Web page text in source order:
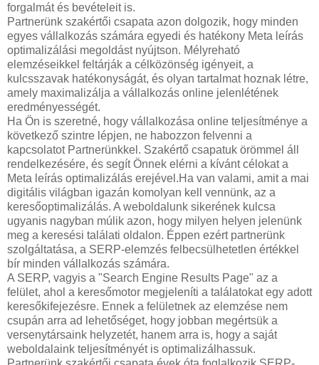
forgalmát és bevételeit is.
Partnerünk szakértői csapata azon dolgozik, hogy minden
egyes vállalkozás számára egyedi és hatékony Meta leírás
optimalizálási megoldást nyújtson. Mélyreható
elemzéseikkel feltárják a célközönség igényeit, a
kulcsszavak hatékonyságát, és olyan tartalmat hoznak létre,
amely maximalizálja a vállalkozás online jelenlétének
eredményességét.
Ha Ön is szeretné, hogy vállalkozása online teljesítménye a
következő szintre lépjen, ne habozzon felvenni a
kapcsolatot Partnerünkkel. Szakértő csapatuk örömmel áll
rendelkezésére, és segít Önnek elérni a kívánt célokat a
Meta leírás optimalizálás erejével.Ha van valami, amit a mai
digitális világban igazán komolyan kell vennünk, az a
keresőoptimalizálás. A weboldalunk sikerének kulcsa
ugyanis nagyban múlik azon, hogy milyen helyen jelenünk
meg a keresési találati oldalon. Éppen ezért partnerünk
szolgáltatása, a SERP-elemzés felbecsülhetetlen értékkel
bír minden vállalkozás számára.
A SERP, vagyis a "Search Engine Results Page" az a
felület, ahol a keresőmotor megjeleníti a találatokat egy adott
keresőkifejezésre. Ennek a felületnek az elemzése nem
csupán arra ad lehetőséget, hogy jobban megértsük a
versenytársaink helyzetét, hanem arra is, hogy a saját
weboldalaink teljesítményét is optimalizálhassuk.